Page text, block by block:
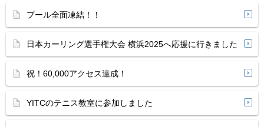
プール全面凍結！！
日本カーリング選手権大会 横浜2025へ応援に行きました
祝！60,000アクセス達成！
YITCのテニス教室に参加しました